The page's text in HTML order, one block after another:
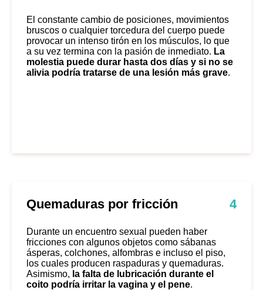
El constante cambio de posiciones, movimientos
bruscos o cualquier torcedura del cuerpo puede
provocar un intenso tirón en los músculos, lo que
a su vez termina con la pasión de inmediato. La
molestia puede durar hasta dos días y si no se
alivia podría tratarse de una lesión más grave.
Quemaduras por fricción 4
Durante un encuentro sexual pueden haber
fricciones con algunos objetos como sábanas
ásperas, colchones, alfombras e incluso el piso,
los cuales producen raspaduras y quemaduras.
Asimismo, la falta de lubricación durante el
coito podría irritar la vagina y el pene.